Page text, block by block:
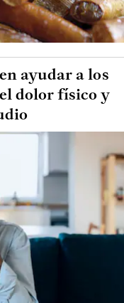
ayudar a los
dolor físico y